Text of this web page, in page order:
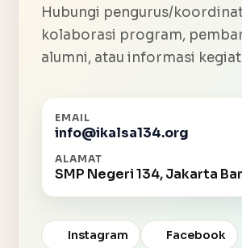
Hubungi pengurus/
kolaborasi program,
alumni, atau informasi
EMAIL
info@ikalsa134.org
ALAMAT
SMP Negeri 134, Jakarta
Instagram Facebook